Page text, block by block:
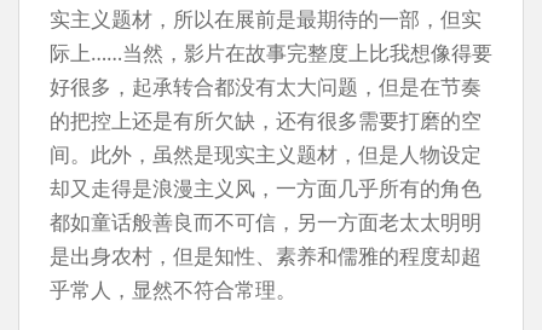
实主义题材，所以在展前是最期待的一部，但实
际上……当然，影片在故事完整度上比我想像得要
好很多，起承转合都没有太大问题，但是在节奏
的把控上还是有所欠缺，还有很多需要打磨的空
间。此外，虽然是现实主义题材，但是人物设定
却又走得是浪漫主义风，一方面几乎所有的角色
都如童话般善良而不可信，另一方面老太太明明
是出身农村，但是知性、素养和儒雅的程度却超
乎常人，显然不符合常理。